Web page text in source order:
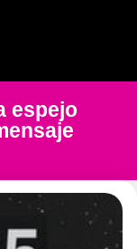
espejo